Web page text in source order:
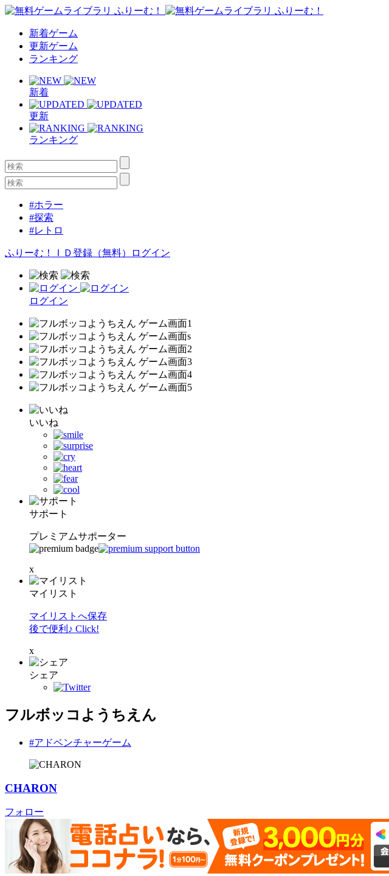
新着ゲーム
更新ゲーム
ランキング
新着
更新
ランキング
#ホラー
#探索
#レトロ
ふりーむ！ＩＤ登録（無料） ログイン
ログイン
いいね
サポート
プレミアムサポーター
x
マイリスト
マイリストへ保存
後で便利♪ Click!
x
シェア
フルボッコようちえん
#アドベンチャーゲーム
CHARON
フォロー